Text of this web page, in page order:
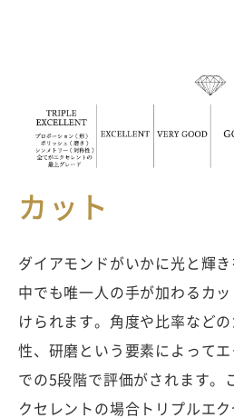
カット
ダイアモンドがいかに光と輝
中でも唯一人の手が加わるカ
けられます。角度や比率など
性、研磨という要素によって
での5段階で評価がされます。
クセレントの場合トリプルエ